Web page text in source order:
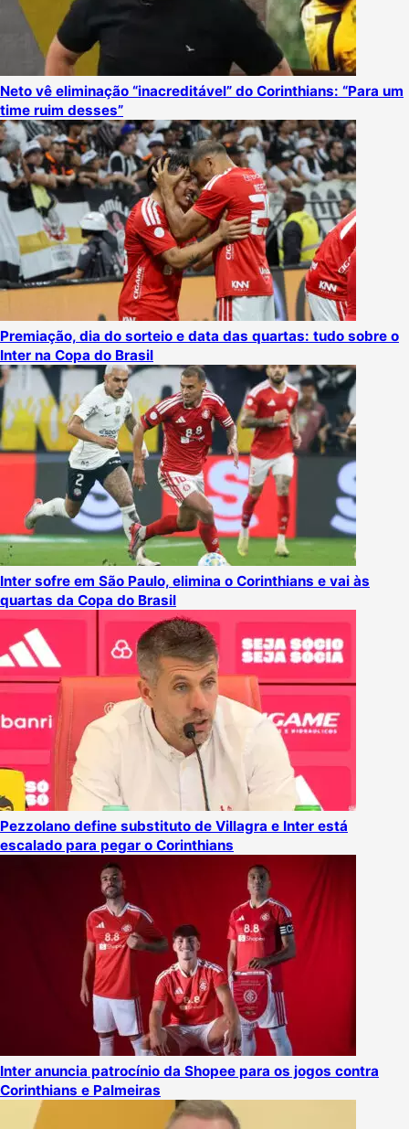
Neto vê eliminação “inacreditável” do Corinthians: “Para um
time ruim desses”
Premiação, dia do sorteio e data das quartas: tudo sobre o
Inter na Copa do Brasil
Inter sofre em São Paulo, elimina o Corinthians e vai às
quartas da Copa do Brasil
Pezzolano define substituto de Villagra e Inter está
escalado para pegar o Corinthians
Inter anuncia patrocínio da Shopee para os jogos contra
Corinthians e Palmeiras